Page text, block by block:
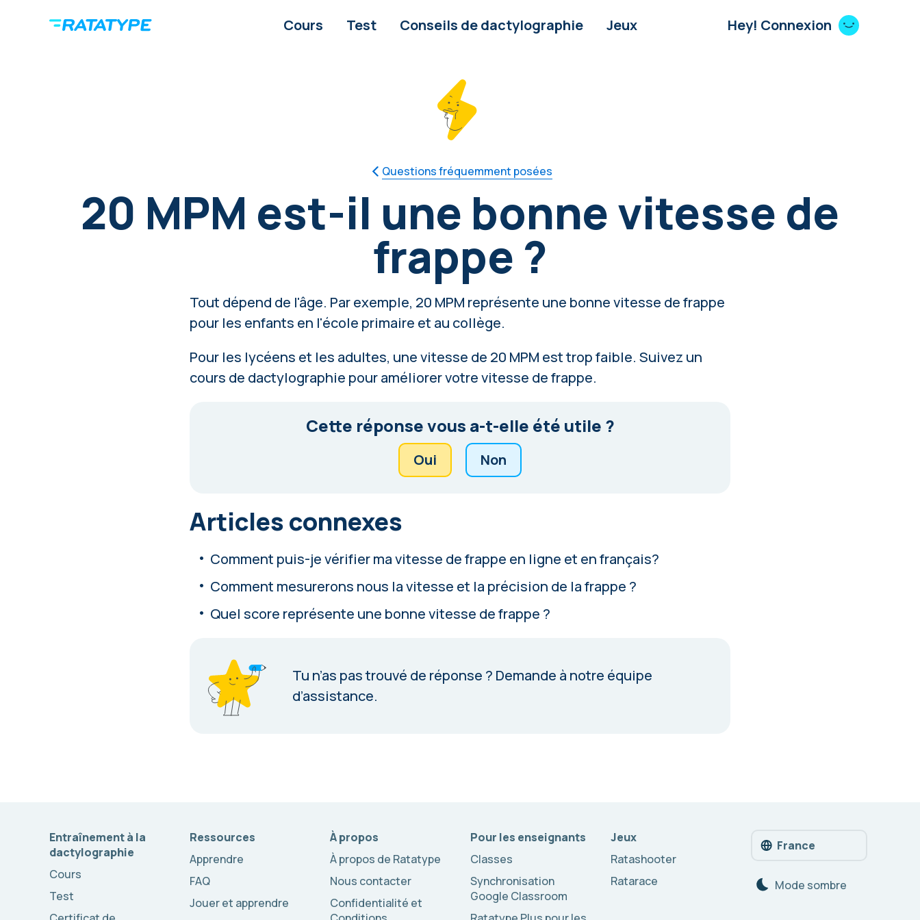
Cours Test Conseils de dactylographie Jeux Hey! Connexion
Questions fréquemment posées
20 MPM est-il une bonne vitesse de
frappe ?
Tout dépend de l'âge. Par exemple, 20 MPM représente une bonne vitesse de frappe
pour les enfants en l'école primaire et au collège.
Pour les lycéens et les adultes, une vitesse de 20 MPM est trop faible. Suivez un
cours de dactylographie pour améliorer votre vitesse de frappe.
Cette réponse vous a-t-elle été utile ?
Oui Non
Articles connexes
Comment puis-je vérifier ma vitesse de frappe en ligne et en français?
Comment mesurerons nous la vitesse et la précision de la frappe ?
Quel score représente une bonne vitesse de frappe ?
Tu n’as pas trouvé de réponse ? Demande à notre équipe
d’assistance.
Entraînement à la
dactylographie
Cours
Test
Ressources
Apprendre
FAQ
Jouer et apprendre
À propos
À propos de Ratatype
Nous contacter
Confidentialité et
Pour les enseignants
Classes
Synchronisation
Google Classroom
Jeux
Ratashooter
Ratarace
France
Mode sombre